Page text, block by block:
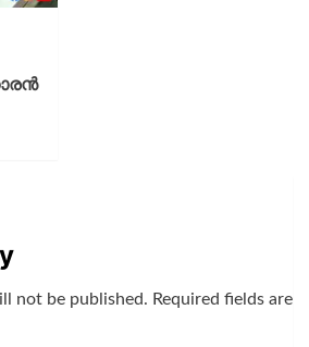
not be published. Required fields are